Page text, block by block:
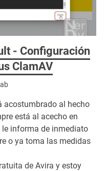
- Configuración
ClamAV
acostumbrado al hecho
está al acecho en
informa de inmediato
o ya toma las medidas
de Avira y estoy